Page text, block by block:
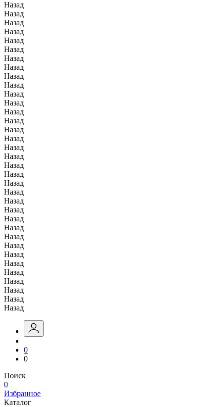
Назад
Назад
Назад
Назад
Назад
Назад
Назад
Назад
Назад
Назад
Назад
Назад
Назад
Назад
Назад
Назад
Назад
Назад
Назад
Назад
Назад
Назад
Назад
Назад
Назад
Назад
Назад
Назад
Назад
Назад
Назад
Назад
Назад
Назад
Назад
0
0
Поиск
0
Избранное
Каталог